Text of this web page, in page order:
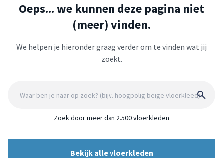
Oeps... we kunnen deze pagina niet
(meer) vinden.
We helpen je hieronder graag verder om te vinden wat jij
zoekt.
Zoek door meer dan 2.500 vloerkleden
Bekijk alle vloerkleden